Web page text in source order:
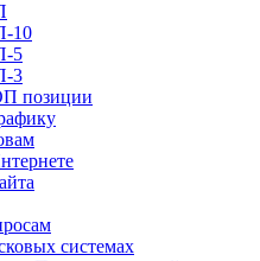
10
5
3
позиции
системах